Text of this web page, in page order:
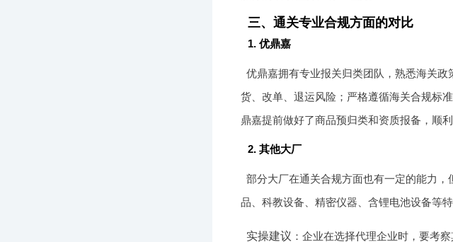
三、通关专业合规方面的对比
1. 优鼎嘉
优鼎嘉拥有专业报关归类团队，熟悉海关
货、改单、退运风险；严格遵循海关合规标
鼎嘉提前做好了商品预归类和资质报备，顺
2. 其他大厂
部分大厂在通关合规方面也有一定的能力
品、科教设备、精密仪器、含锂电池设备等
实操建议 ：企业在选择代理企业时，要考